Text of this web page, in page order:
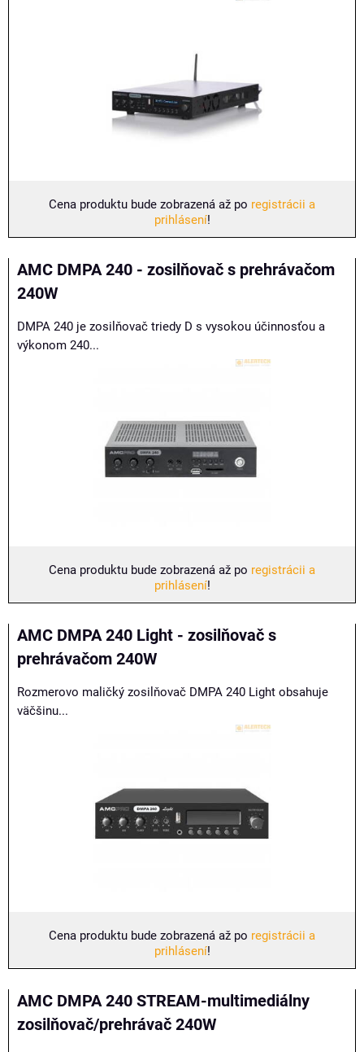
Cena produktu bude zobrazená až po registrácii a
prihlásení!
AMC DMPA 240 - zosilňovač s prehrávačom
240W
DMPA 240 je zosilňovač triedy D s vysokou účinnosťou a
výkonom 240...
Cena produktu bude zobrazená až po registrácii a
prihlásení!
AMC DMPA 240 Light - zosilňovač s
prehrávačom 240W
Rozmerovo maličký zosilňovač DMPA 240 Light obsahuje
väčšinu...
Cena produktu bude zobrazená až po registrácii a
prihlásení!
AMC DMPA 240 STREAM-multimediálny
zosilňovač/prehrávač 240W